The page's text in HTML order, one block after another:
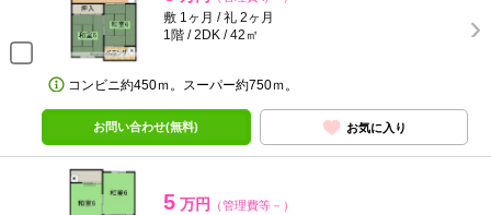
敷 1ヶ月 / 礼 2ヶ月
1階 / 2DK / 42㎡
コンビニ約450ｍ。スーパー約750ｍ。
お問い合わせ(無料) お気に入り
5 万円 （管理費等－）